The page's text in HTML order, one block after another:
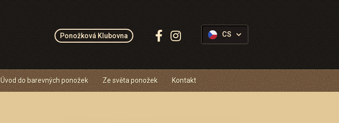
Ponožková Klubovna
Sledujte
CS
Úvod do barevných ponožek Ze světa ponožek Kontakt